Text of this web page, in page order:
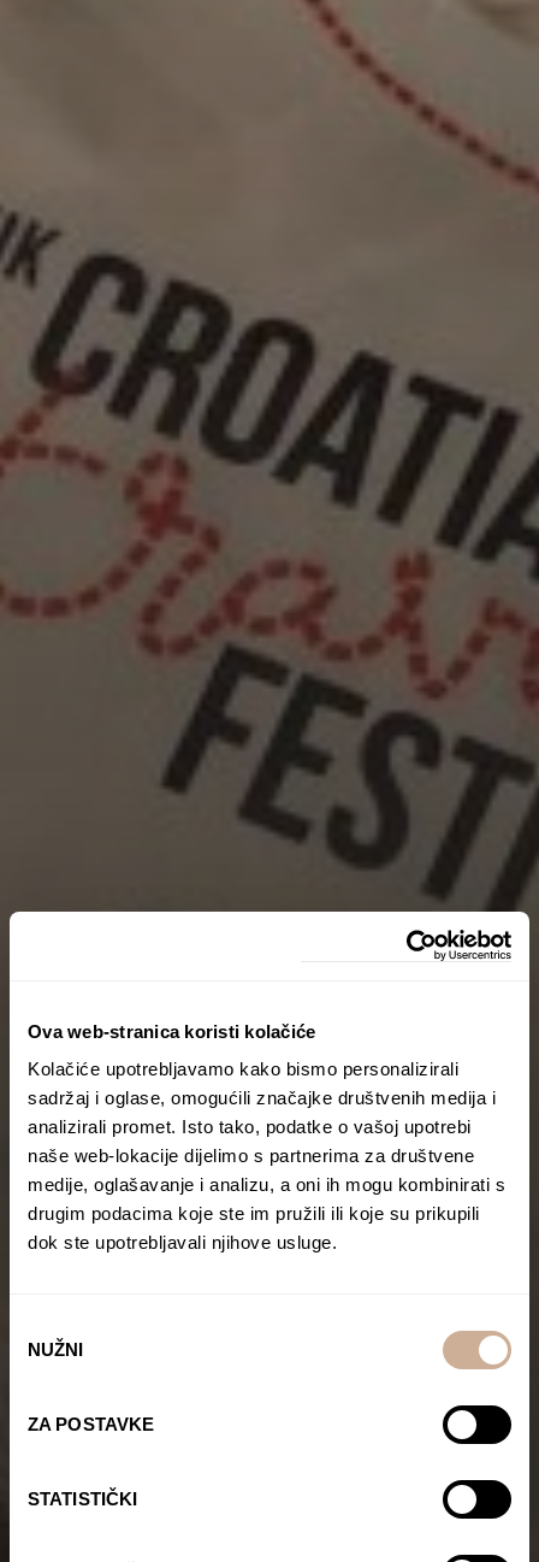
Ova web-stranica koristi kolačiće
Kolačiće upotrebljavamo kako bismo personalizirali
sadržaj i oglase, omogućili značajke društvenih medija i
analizirali promet. Isto tako, podatke o vašoj upotrebi
naše web-lokacije dijelimo s partnerima za društvene
medije, oglašavanje i analizu, a oni ih mogu kombinirati s
drugim podacima koje ste im pružili ili koje su prikupili
dok ste upotrebljavali njihove usluge.
pristanka
NUŽNI
ZA POSTAVKE
STATISTIČKI